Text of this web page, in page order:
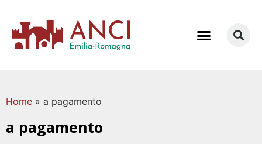
Home » a pagamento
a pagamento